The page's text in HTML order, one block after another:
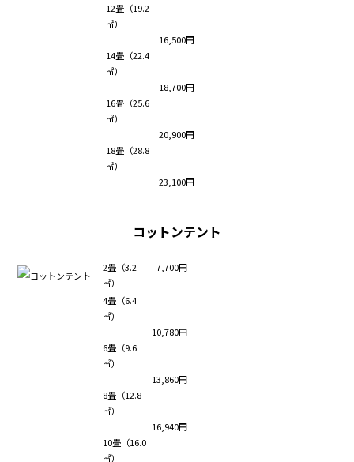
12畳（19.2
㎡）
16,500円
14畳（22.4
㎡）
18,700円
16畳（25.6
㎡）
20,900円
18畳（28.8
㎡）
23,100円
コットンテント
2畳（3.2
㎡）
7,700円
4畳（6.4
㎡）
10,780円
6畳（9.6
㎡）
13,860円
8畳（12.8
㎡）
16,940円
10畳（16.0
㎡）